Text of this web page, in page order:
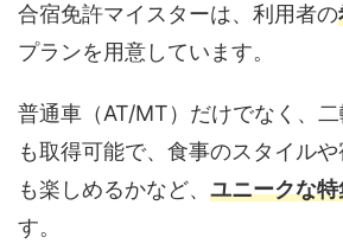
合宿免許マイスターは、利用者の
プランを用意しています。
普通車（AT/MT）だけでなく、
も取得可能で、食事のスタイル
も楽しめるかなど、 ユニークな
す。